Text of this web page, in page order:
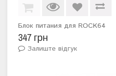
Блок питания для ROCK64
347 грн
Залиште відгук